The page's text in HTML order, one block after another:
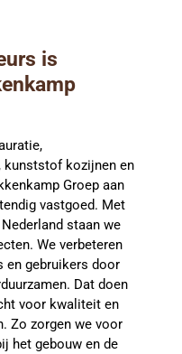
is
kunststof kozijnen en
Groep aan
vastgoed. Met
staan we
We verbeteren
en gebruikers door
Dat doen
voor kwaliteit en
Zo zorgen we voor
het gebouw en de